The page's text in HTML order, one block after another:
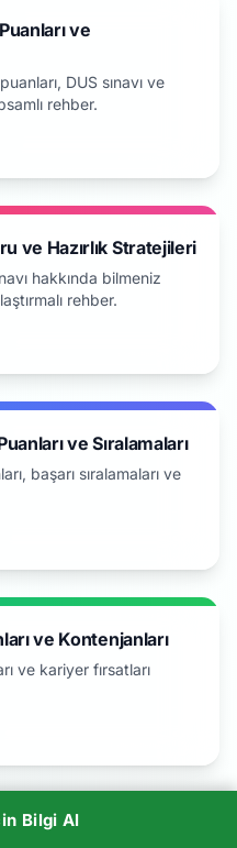
ve
DUS sınavı ve
rehber.
ve Hazırlık Stratejileri
hakkında bilmeniz
rehber.
ve Sıralamaları
başarı sıralamaları ve
ve Kontenjanları
ve kariyer fırsatları
ve Kariyer
Bilgi Al